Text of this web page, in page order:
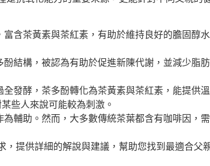
含茶黃素與茶紅素，有助於維持良好的膽固醇水
結構，被認為有助於促進新陳代謝，並減少脂
發酵，茶多酚轉化為茶黃素與茶紅素，能提供
些人來說可能較為刺激。
為輔助。然而，大多數傳統茶葉都含有咖啡因，
，提供詳細的解說與建議，幫助您找到最適合父